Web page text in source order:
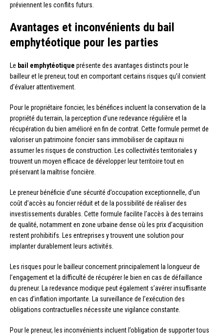
préviennent les conflits futurs.
Avantages et inconvénients du bail
emphytéotique pour les parties
Le bail emphytéotique présente des avantages distincts pour le
bailleur et le preneur, tout en comportant certains risques qu’il convient
d’évaluer attentivement.
Pour le propriétaire foncier, les bénéfices incluent la conservation de la
propriété du terrain, la perception d’une redevance régulière et la
récupération du bien amélioré en fin de contrat. Cette formule permet de
valoriser un patrimoine foncier sans immobiliser de capitaux ni
assumer les risques de construction. Les collectivités territoriales y
trouvent un moyen efficace de développer leur territoire tout en
préservant la maîtrise foncière.
Le preneur bénéficie d’une sécurité d’occupation exceptionnelle, d’un
coût d’accès au foncier réduit et de la possibilité de réaliser des
investissements durables. Cette formule facilite l’accès à des terrains
de qualité, notamment en zone urbaine dense où les prix d’acquisition
restent prohibitifs. Les entreprises y trouvent une solution pour
implanter durablement leurs activités.
Les risques pour le bailleur concernent principalement la longueur de
l’engagement et la difficulté de récupérer le bien en cas de défaillance
du preneur. La redevance modique peut également s’avérer insuffisante
en cas d’inflation importante. La surveillance de l’exécution des
obligations contractuelles nécessite une vigilance constante.
Pour le preneur, les inconvénients incluent l’obligation de supporter tous